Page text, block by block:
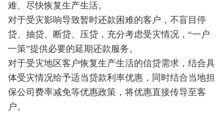
难、尽快恢复生产生活。
对于受灾影响导致暂时还款困难的客户，不盲目停
贷、抽贷、断贷、压贷，充分考虑受灾情况，“一户
一策”提供必要的延期还款服务。
对于受灾地区客户恢复生产生活的信贷需求，结合具
体受灾情况给予适当贷款利率优惠，同时结合当地担
保公司费率减免等优惠政策，将优惠直接传导至客
户。